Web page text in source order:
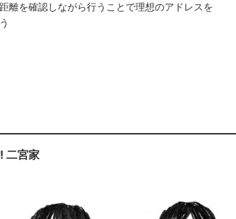
離を確認しながら行うことで理想のアドレスを
二宮家